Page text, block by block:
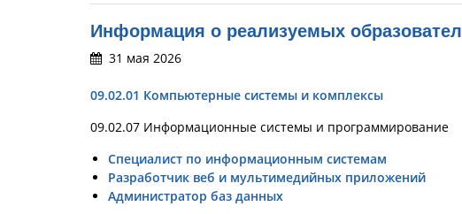
Информация о реализуемых
31 мая 2026
09.02.01 Компьютерные системы и комплексы
09.02.07 Информационные системы и программирование
Специалист по информационным системам
Разработчик веб и мультимедийных приложений
Администратор баз данных